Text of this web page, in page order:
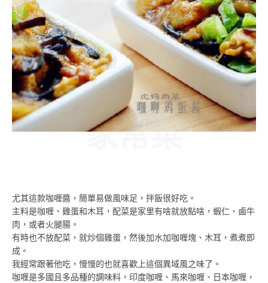
家常菜
尤其這款咖喱醬，簡單易做風味足，拌飯很好吃。
主料是咖喱、雞蛋和木耳，配菜是家里有啥就放點啥，蝦仁、鹵牛
肉，或者火腿腸。
有時也不放配菜，就炒個雞蛋，然後加水加咖喱塊、木耳，煮煮即
成。
我經常跟著他吃，慢慢的也就喜歡上這個異域風之味了。
咖喱是多國且多品種的調味料，印度咖喱、馬來咖喱、日本咖喱，